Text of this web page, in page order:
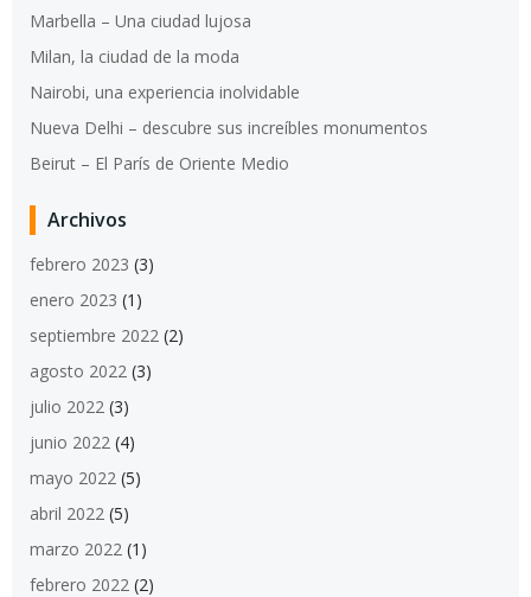
Marbella – Una ciudad lujosa
Milan, la ciudad de la moda
Nairobi, una experiencia inolvidable
Nueva Delhi – descubre sus increíbles monumentos
Beirut – El París de Oriente Medio
Archivos
febrero 2023 (3)
enero 2023 (1)
septiembre 2022 (2)
agosto 2022 (3)
julio 2022 (3)
junio 2022 (4)
mayo 2022 (5)
abril 2022 (5)
marzo 2022 (1)
febrero 2022 (2)